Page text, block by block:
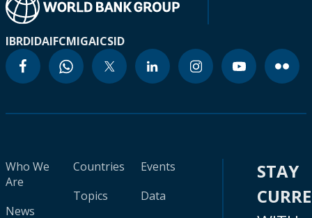
IBRDIDAIFCMIGAICSID
Who We
Are
News
Countries
Topics
Events
Data
STAY